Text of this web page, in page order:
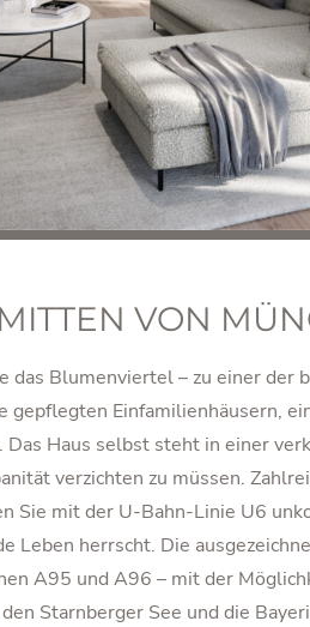
VON
das Blumenviertel – zu einer der
Einfamilienhäusern,
Haus selbst steht in einer
verzichten zu müssen.
Sie mit der U-Bahn-Linie U6
Leben herrscht. Die
A95 und A96 – mit der
Starnberger See und die